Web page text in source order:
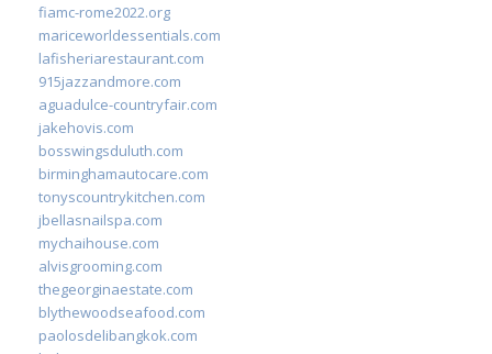
fiamc-rome2022.org
mariceworldessentials.com
lafisheriarestaurant.com
915jazzandmore.com
aguadulce-countryfair.com
jakehovis.com
bosswingsduluth.com
birminghamautocare.com
tonyscountrykitchen.com
jbellasnailspa.com
mychaihouse.com
alvisgrooming.com
thegeorginaestate.com
blythewoodseafood.com
paolosdelibangkok.com